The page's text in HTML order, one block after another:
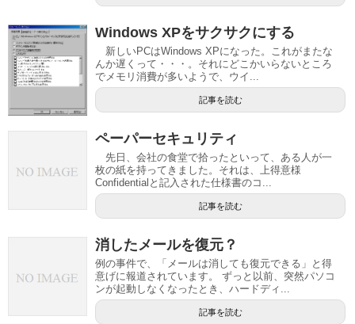
Windows XPをサクサクにする
新しいPCはWindows XPになった。これがまたな
んか遅くって・・・。それにどこかいらないところ
でメモリ消費が多いようで、ウイ...
記事を読む
ペーパーセキュリティ
先日、会社の食堂で拾ったといって、ある人が一
枚の紙を持ってきました。それは、上得意様
Confidentialと記入された仕様書のコ...
記事を読む
消したメールを復元？
例の事件で、「メールは消しても復元できる」と得
意げに報道されています。 ずっと以前、突然パソコ
ンが起動しなくなったとき、ハードディ...
記事を読む